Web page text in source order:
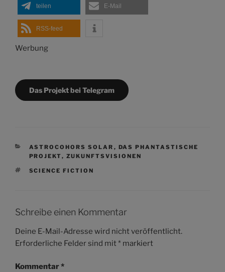
teilen E-Mail
RSS-feed
Werbung
Das Projekt bei Telegram
KATEGORIEN
ASTROCOHORS SOLAR , DAS PHANTASTISCHE
PROJEKT, ZUKUNFTSVISIONEN
SCHLAGWÖRTER
SCIENCE FICTION
Schreibe einen Kommentar
Deine E-Mail-Adresse wird nicht veröffentlicht.
Erforderliche Felder sind mit* markiert
Kommentar*